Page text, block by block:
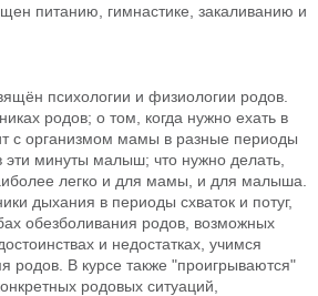
питанию, гимнастике, закаливанию и
психологии и физиологии родов.
родов; о том, когда нужно ехать в
с организмом мамы в разные периоды
эти минуты малыш; что нужно делать,
легко и для мамы, и для малыша.
дыхания в периоды схваток и потуг,
обезболивания родов, возможных
и недостатках, учимся
родов. В курсе также "проигрываются"
родовых ситуаций,